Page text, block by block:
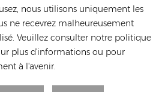
nous utilisons uniquement les
ne recevrez malheureusement
Veuillez consulter notre politique
plus d'informations ou pour
à l'avenir.